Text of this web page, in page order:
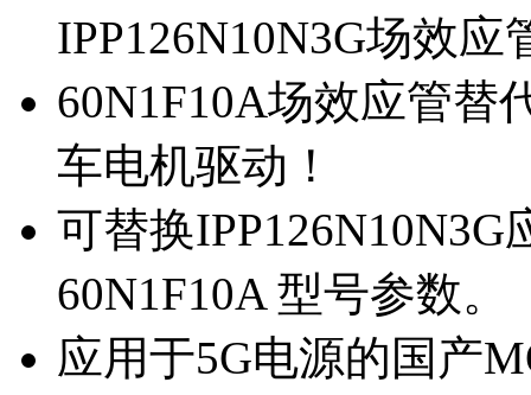
IPP126N10N3G场效应
60N1F10A场效应管替
车电机驱动！
可替换
60N1F10A 型号参数。
应用于5G电源的国产